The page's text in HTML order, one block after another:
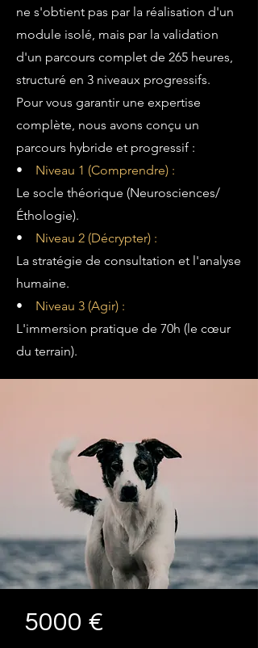
ne s'obtient pas par la réalisation d'un
module isolé, mais par la validation
d'un parcours complet de 265 heures,
structuré en 3 niveaux progressifs.
Pour vous garantir une expertise
complète, nous avons conçu un
parcours hybride et progressif :
• Niveau 1 (Comprendre) :
Le socle théorique (Neurosciences/
Éthologie).
• Niveau 2 (Décrypter) :
La stratégie de consultation et l'analyse
humaine.
• Niveau 3 (Agir) :
L'immersion pratique de 70h (le cœur
du terrain).
5000 €